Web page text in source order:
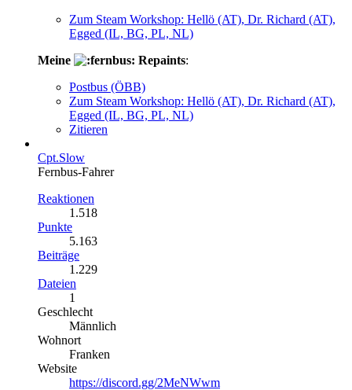
Zum Steam Workshop: Hellö (AT), Dr. Richard (AT),
Egged (IL, BG, PL, NL)
Meine
Repaints:
Postbus (ÖBB)
Zum Steam Workshop: Hellö (AT), Dr. Richard (AT),
Egged (IL, BG, PL, NL)
Zitieren
Cpt.Slow
Fernbus-Fahrer
Reaktionen
1.518
Punkte
5.163
Beiträge
1.229
Dateien
1
Geschlecht
Männlich
Wohnort
Franken
Website
https://discord.gg/2MeNWwm